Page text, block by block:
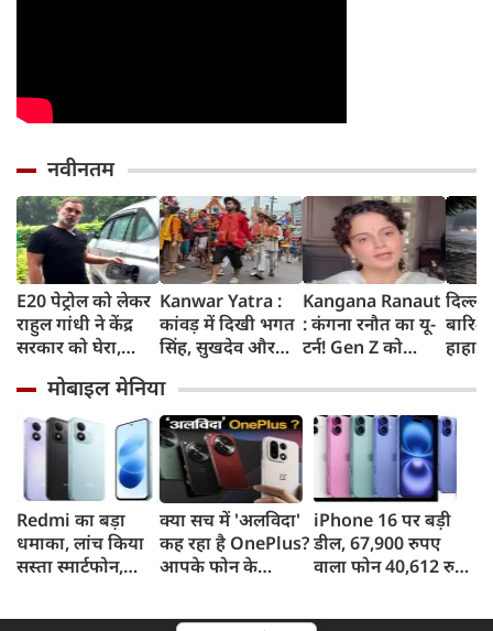
नवीनतम
E20 पेट्रोल को लेकर
राहुल गांधी ने केंद्र
सरकार को घेरा,
लोगों की गाड़ियां हो
रहीं खराब, BJP ने
बताया खराब
पटकथा
Kanwar Yatra :
कांवड़ में दिखी भगत
सिंह, सुखदेव और
अमरगाथा,
शिवभक्तों ने अनोखे
अंदाज में दी
श्रद्धांजलि
Kangana Ranaut
: कंगना रनौत का यू-
टर्न! Gen Z को
'सबसे बड़ी ताकत',
कुछ दिन पहले
प्रदर्शनकारियों को
कहा था 'जेनरेशन
गटर'
जाम
सड़कों
तक
मोबाइल मेनिया
Redmi का बड़ा
धमाका, लांच किया
सस्ता स्मार्टफोन,
क्या सच में 'अलविदा'
कह रहा है OnePlus?
आपके फोन के
iPhone 16 पर बड़ी
डील, 67,900 रुपए
वाला फोन 40,612 रुपए